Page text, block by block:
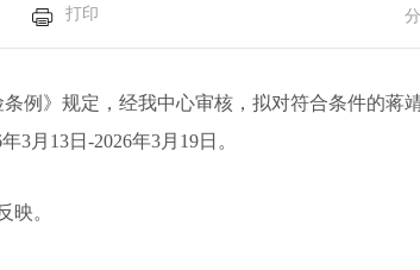
打印
例 》 规定 ， 经我中心审核 ， 拟对符合条件的蒋
年3月 13日-2026年3月 19日。
映。